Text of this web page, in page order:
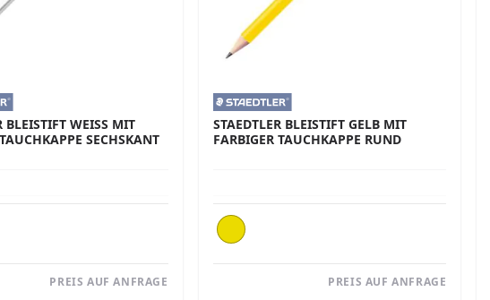
BLEISTIFT WEISS MIT F
SECHSKANT (
PREIS AUF ANFRAGE
STAEDTLER BLEISTIFT GELB MIT
FARBIGER TAUCHKAPPE RUND
PREIS AUF ANFRAGE